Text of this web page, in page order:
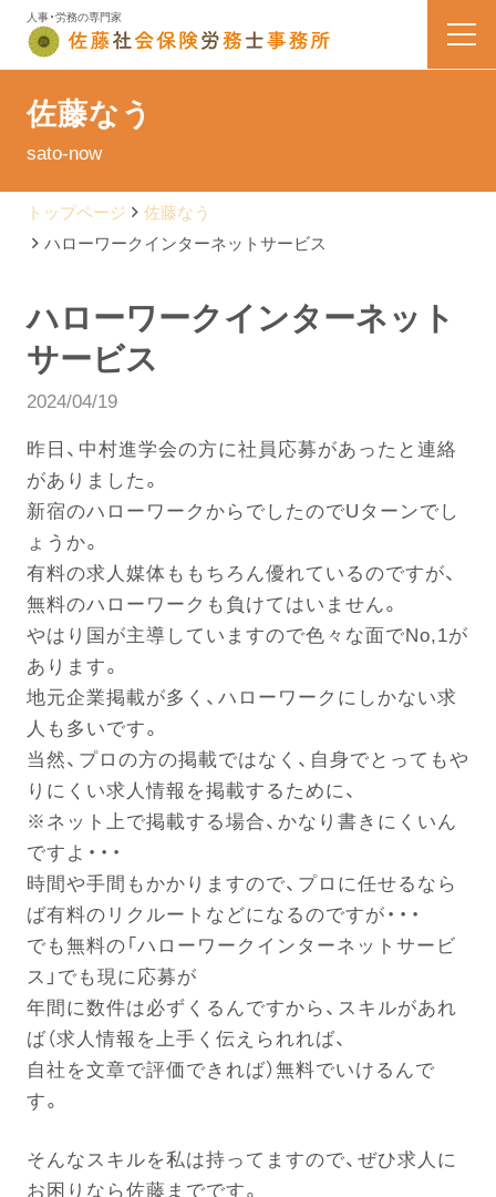
人事・労務の専門家
会社案内
電話する
佐藤なう
sato-now
トップページ
佐藤なう
ハローワークインターネットサービス
ハローワークインターネット
サービス
2024/04/19
昨日、中村進学会の方に社員応募があったと連絡
がありました。
新宿のハローワークからでしたのでUターンでし
ょうか。
有料の求人媒体ももちろん優れているのですが、
無料のハローワークも負けてはいません。
やはり国が主導していますので色々な面でNo,1が
あります。
地元企業掲載が多く、ハローワークにしかない求
人も多いです。
当然、プロの方の掲載ではなく、自身でとってもや
りにくい求人情報を掲載するために、
※ネット上で掲載する場合、かなり書きにくいん
ですよ・・・
時間や手間もかかりますので、プロに任せるなら
ば有料のリクルートなどになるのですが・・・
でも無料の「ハローワークインターネットサービ
ス」でも現に応募が
年間に数件は必ずくるんですから、スキルがあれ
ば（求人情報を上手く伝えられれば、
自社を文章で評価できれば）無料でいけるんで
す。
そんなスキルを私は持ってますので、ぜひ求人に
お困りなら佐藤までです。